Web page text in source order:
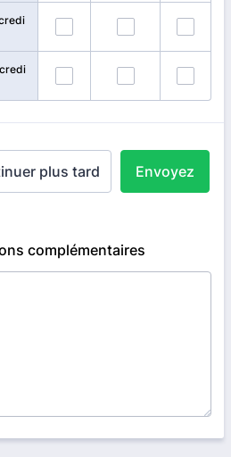
plus tard Envoyez
complémentaires